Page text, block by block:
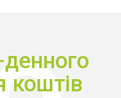
денного
коштів